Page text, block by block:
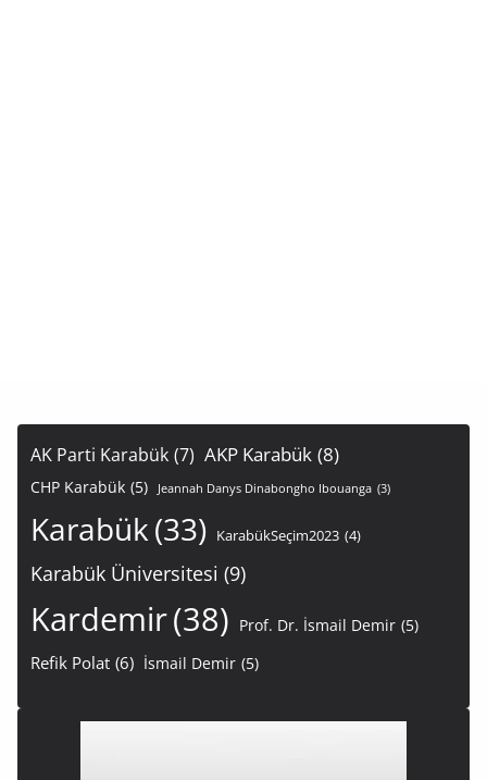
AK Parti Karabük (7) AKP Karabük (8)
CHP Karabük (5) Jeannah Danys Dinabongho Ibouanga (3)
Karabük(33) KarabükSeçim2023 (4)
Karabük Üniversitesi (9)
Kardemir(38) Prof. Dr. İsmail Demir (5)
Refik Polat (6) İsmail Demir (5)